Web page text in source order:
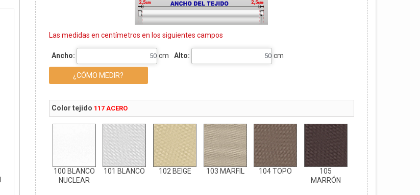
Las medidas en centímetros en los siguientes campos
Ancho: cm Alto: cm
¿CÓMO MEDIR?
Color tejido 117 ACERO
100 BLANCO
NUCLEAR
101 BLANCO 102 BEIGE 103 MARFIL 104 TOPO
105
MARRÓN